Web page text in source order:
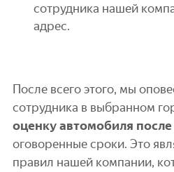
сотрудника нашей
адрес.
После всего этого, мы
сотрудника в выбранном
оценку автомобиля
оговоренные сроки. Это
правил нашей компании,